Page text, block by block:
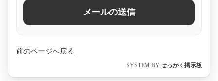
前のページへ戻る
SYSTEM BY せっかく掲示板